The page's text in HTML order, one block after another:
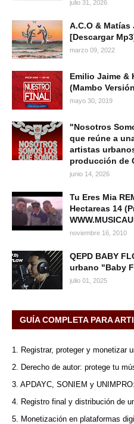
julio 31, 2026
A.C.O & Matías
[Descargar
marzo 09, 2022
Emilio Jaime &
(Mambo
mayo 30, 2019
"Nosotros
que reúne a
artistas
producción de
junio 14, 2026
Tu Eres Mia
Hectareas 14
noviembre 16, 2010
QEPD BABY
urbano "Baby
julio 01, 2025
GUÍA COMPLETA PARA
1. Registrar, proteger y monetizar
2. Derecho de autor: protege tu
3. APDAYC, SONIEM y
4. Registro final y distribución de
5. Monetización en plataformas